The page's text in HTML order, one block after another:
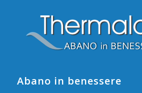
Abano in benessere